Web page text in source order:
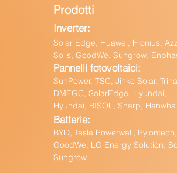
Prodotti
Inverter:
Solar Edge, Huawei, Fronius,
Solis, GoodWe, Sungrow,
Pannelli fotovoltaici:
SunPower, TSC, Jinko Solar,
DMEGC, SolarEdge, Hyundai,
Hyundai, BISOL, Sharp,
Batterie:
BYD, Tesla Powerwall,
GoodWe, LG Energy Solution,
Sungrow